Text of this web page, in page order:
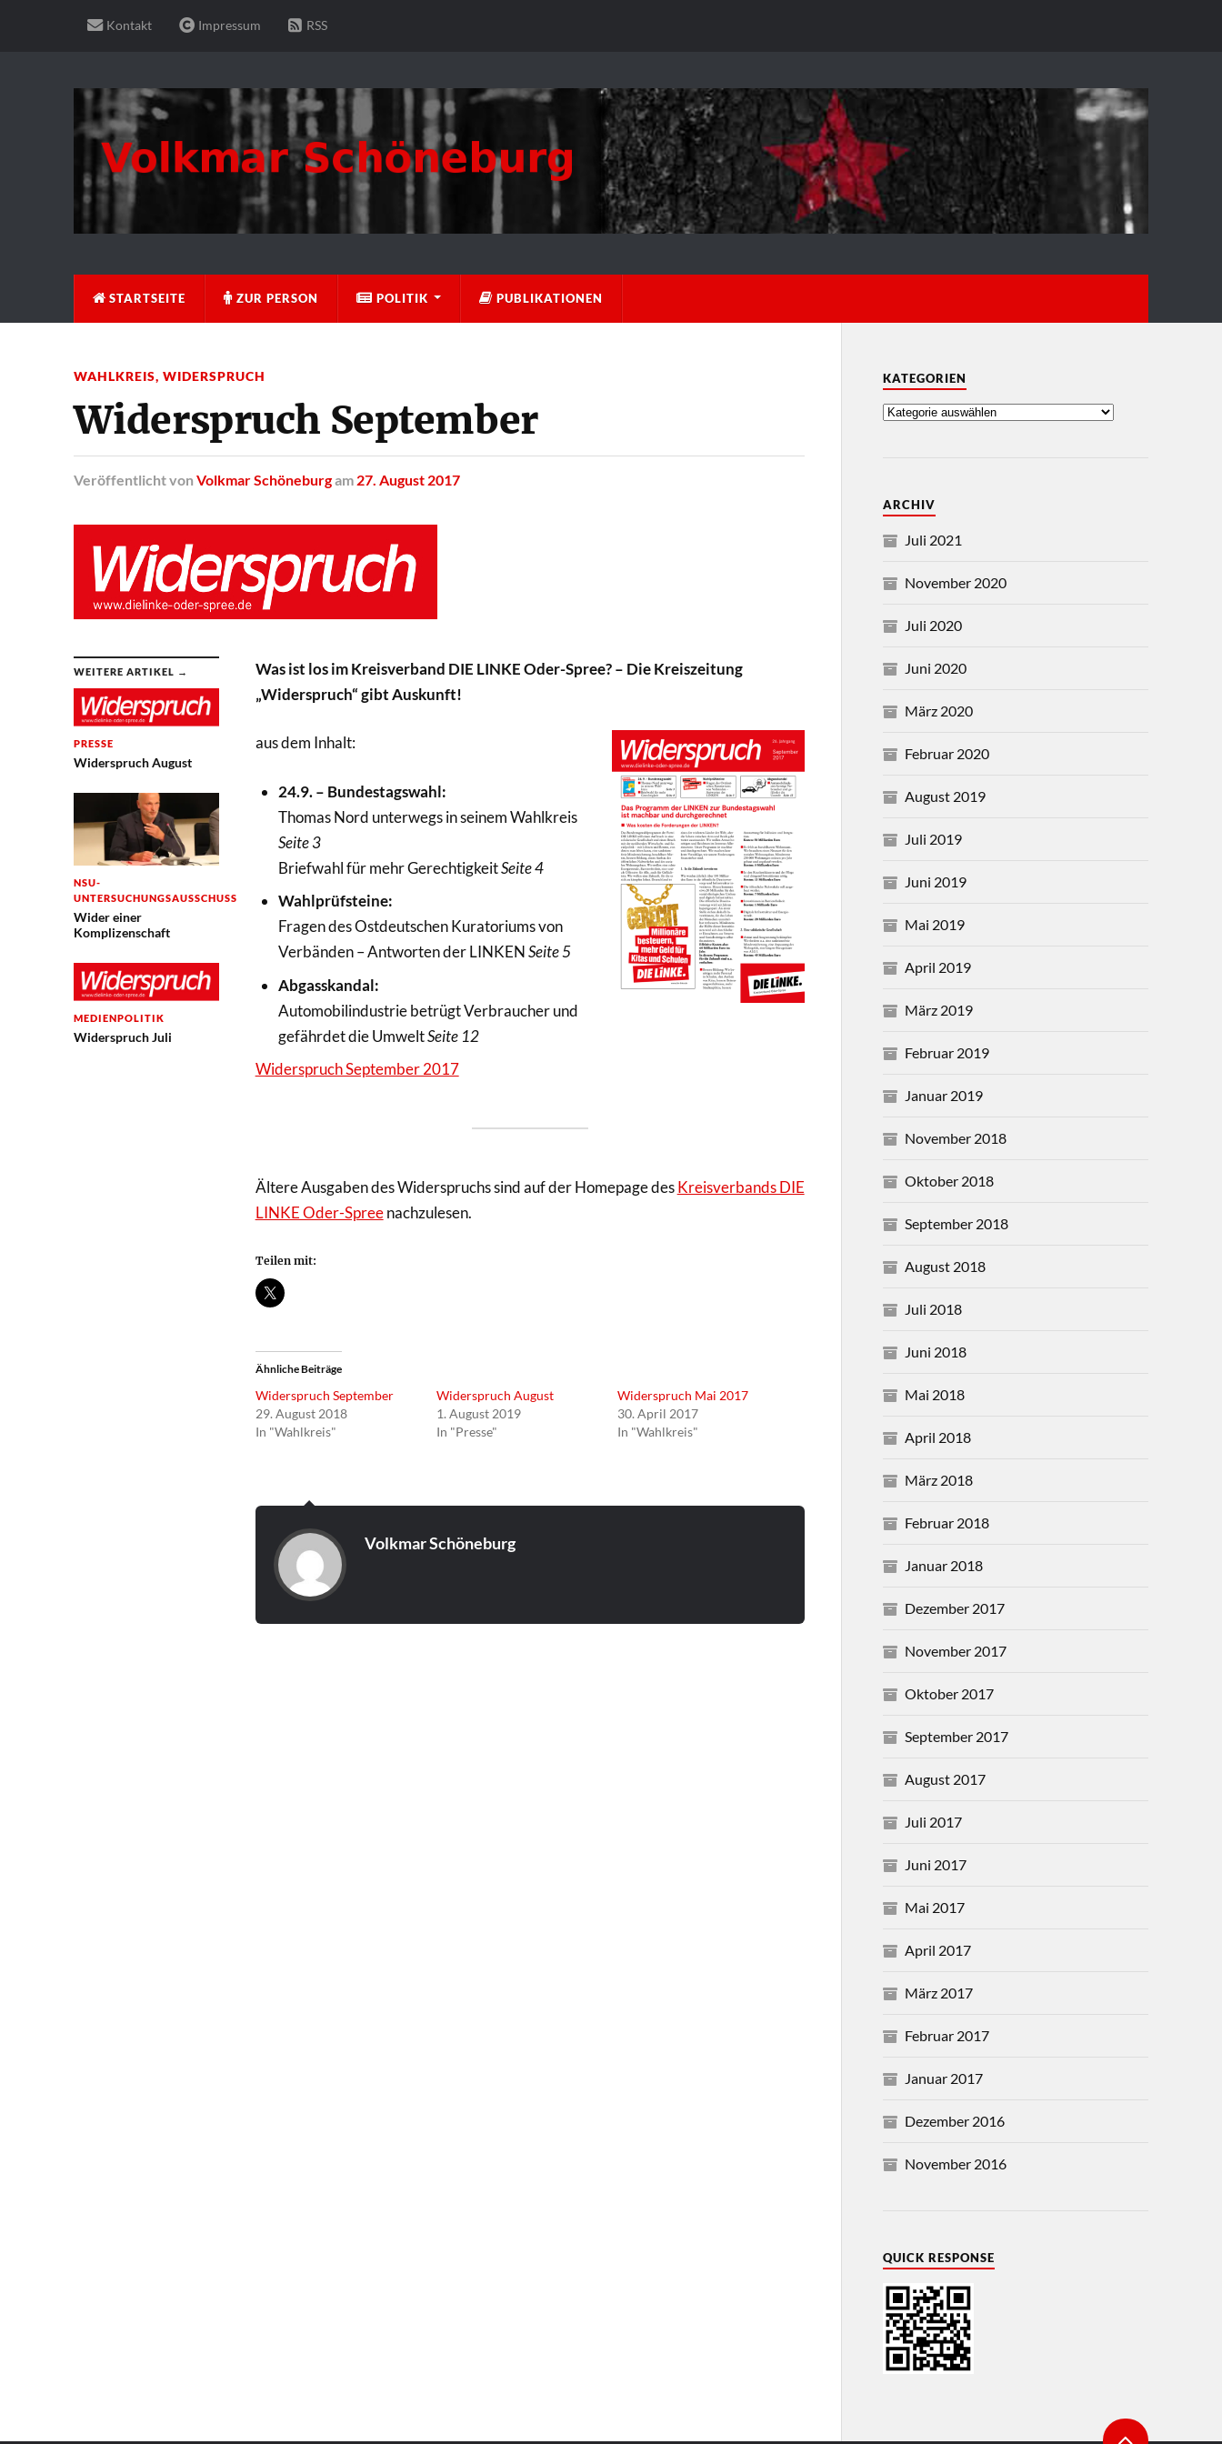
Kontakt Impressum RSS
STARTSEITE ZUR PERSON POLITIK PUBLIKATIONEN
WAHLKREIS, WIDERSPRUCH
Widerspruch September
Veröffentlichtvon Volkmar Schöneburgam 27. August 2017
WEITERE ARTIKEL →
PRESSE
Widerspruch August
NSU-
UNTERSUCHUNGSAUSSCHUSS
Wider einer
Komplizenschaft
MEDIENPOLITIK
Widerspruch Juli
Was ist los im Kreisverband DIE LINKE Oder-Spree? – Die Kreiszeitung
„Widerspruch“ gibt Auskunft!
aus dem Inhalt:
24.9. – Bundestagswahl:
Thomas Nord unterwegs in seinem Wahlkreis
Seite 3
Briefwahl für mehr GerechtigkeitSeite 4
Wahlprüfsteine:
Fragen des Ostdeutschen Kuratoriums von
Verbänden – Antworten der LINKENSeite 5
Abgasskandal:
Automobilindustrie betrügt Verbraucher und
gefährdet die UmweltSeite 12
Widerspruch September 2017
Ältere Ausgaben des Widerspruchs sind auf der Homepage desKreisverbands DIE
LINKE Oder-Spreenachzulesen.
Teilen mit:
Ähnliche Beiträge
Widerspruch September
29. August 2018
In "Wahlkreis"
Widerspruch August
1. August 2019
In "Presse"
Widerspruch Mai 2017
30. April 2017
In "Wahlkreis"
Volkmar Schöneburg
KATEGORIEN
ARCHIV
Juli 2021
November 2020
Juli 2020
Juni 2020
März 2020
Februar 2020
August 2019
Juli 2019
Juni 2019
Mai 2019
April 2019
März 2019
Februar 2019
Januar 2019
November 2018
Oktober 2018
September 2018
August 2018
Juli 2018
Juni 2018
Mai 2018
April 2018
März 2018
Februar 2018
Januar 2018
Dezember 2017
November 2017
Oktober 2017
September 2017
August 2017
Juli 2017
Juni 2017
Mai 2017
April 2017
März 2017
Februar 2017
Januar 2017
Dezember 2016
November 2016
QUICK RESPONSE